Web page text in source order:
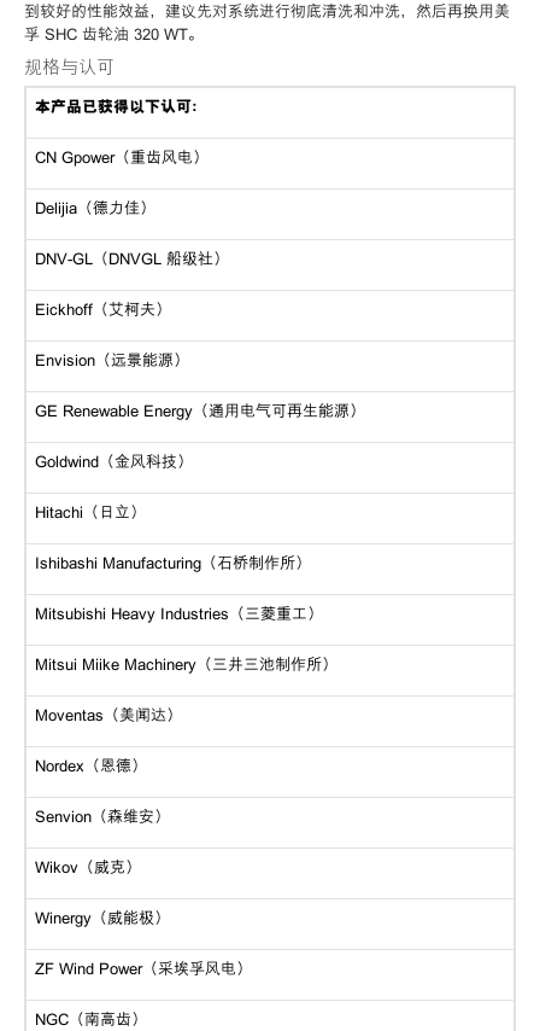
到较好的性能效益，建议先对系统进行彻底清洗和冲洗，然后再换用美
孚 SHC 齿轮油 320 WT。
规格与认可
本产品已获得以下认可：
CN Gpower（重齿风电）
Delijia（德力佳）
DNV-GL（DNVGL 船级社）
Eickhoff（艾柯夫）
Envision（远景能源）
GE Renewable Energy（通用电气可再生能源）
Goldwind（金风科技）
Hitachi（日立）
Ishibashi Manufacturing（石桥制作所）
Mitsubishi Heavy Industries（三菱重工）
Mitsui Miike Machinery（三井三池制作所）
Moventas（美闻达）
Nordex（恩德）
Senvion（森维安）
Wikov（威克）
Winergy（威能极）
ZF Wind Power（采埃孚风电）
NGC（南高齿）